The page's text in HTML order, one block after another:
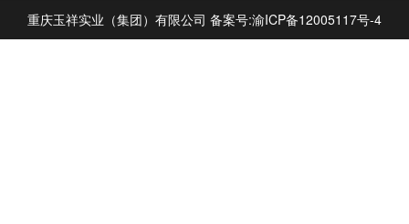
重庆玉祥实业（集团）有限公司 备案号:渝ICP备12005117号-4